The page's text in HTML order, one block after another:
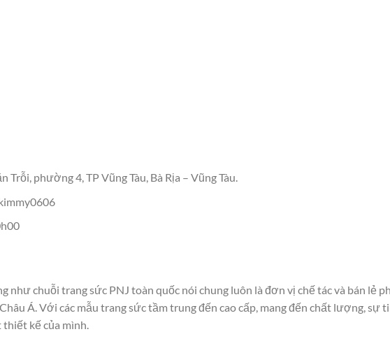
Trỗi, phường 4, TP Vũng Tàu, Bà Rịa – Vũng Tàu.
như chuỗi trang sức PNJ toàn quốc nói chung luôn là đơn vị chế tác và bán lẻ
Á. Với các mẫu trang sức tầm trung đến cao cấp, mang đến chất lượng, sự
kế của mình.